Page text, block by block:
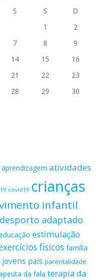
S S
D
1
2
7 8
9
14 15
16
21 22
23
28 29
30
aprendizagem atividades
covid19 crianças
infantil
desporto adaptado
estimulação
físicos família
jovens pais parentalidade
da fala terapia da